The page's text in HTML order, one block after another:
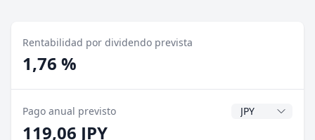
Rentabilidad por dividendo prevista
1,76 %
Pago anual previsto Divisa del
119,06 JPY